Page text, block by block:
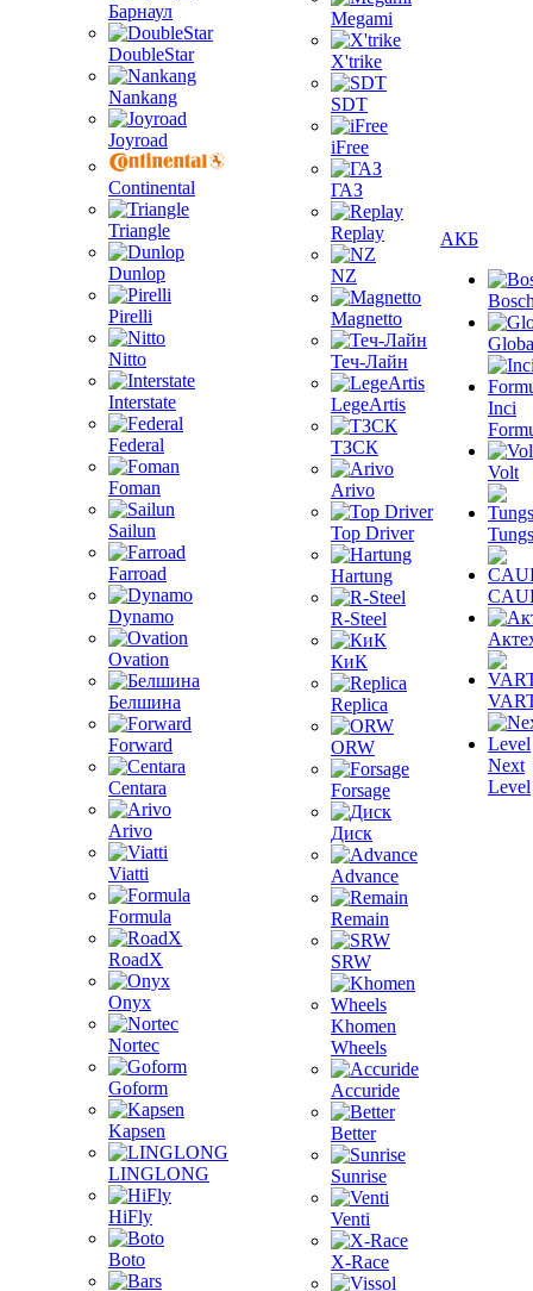
Барнаул
DoubleStar
Nankang
Joyroad
Continental
Triangle
Dunlop
Pirelli
Nitto
Interstate
Federal
Foman
Sailun
Farroad
Dynamo
Ovation
Белшина
Forward
Centara
Arivo
Viatti
Formula
RoadX
Onyx
Nortec
Goform
Kapsen
LINGLONG
HiFly
Boto
Megami
X'trike
SDT
iFree
ГАЗ
Replay
NZ
Magnetto
Теч-Лайн
LegeArtis
ТЗСК
Arivo
Top Driver
Hartung
R-Steel
КиК
Replica
ORW
Forsage
Диск
Advance
Remain
SRW
Khomen
Wheels
Accuride
Better
Sunrise
Venti
X-Race
АКБ
Inci
Volt
Next
Level